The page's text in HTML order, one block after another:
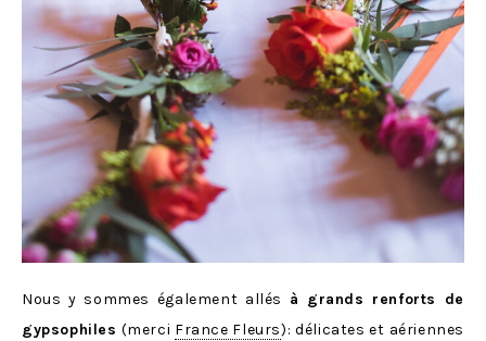
Nous y sommes également allés à grands renforts de
gypsophiles (merci France Fleurs): délicates et aériennes